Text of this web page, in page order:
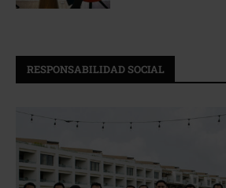
RESPONSABILIDAD SOCIAL